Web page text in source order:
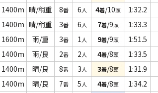
1400m 晴/稍重 8番 6人 4着/10頭 1:32.2
1400m 晴/稍重 3番 6人 7着/9頭 1:33.3
1600m 雨/重 3番 1人 9着/9頭 1:51.5
1400m 雨/良 2番 2人 4着/8頭 1:33.5
1400m 晴/良 8番 3人 3着/8頭 1:31.9
1400m 晴/良 7番 5人 4着/8頭 1:34.2